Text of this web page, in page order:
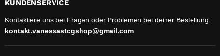
KUNDENSERVICE
Kontaktiere uns bei Fragen oder Problemen bei deiner Bestellung:
kontakt.vanessastcgshop@gmail.com